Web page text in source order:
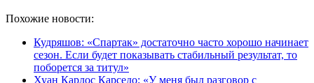
Похожие новости:
Кудряшов: «Спартак» достаточно часто хорошо начинает
сезон. Если будет показывать стабильный результат, то
поборется за титул»
Хуан Карлос Карседо: «У меня был разговор с